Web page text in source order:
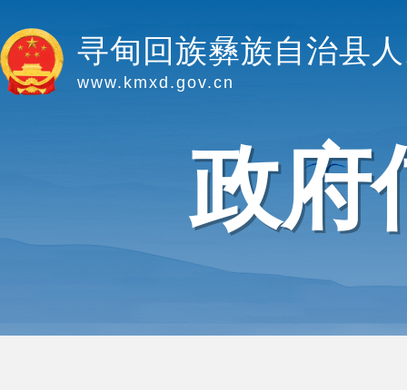
寻甸回族彝族自治县
www.kmxd.gov.cn
政府